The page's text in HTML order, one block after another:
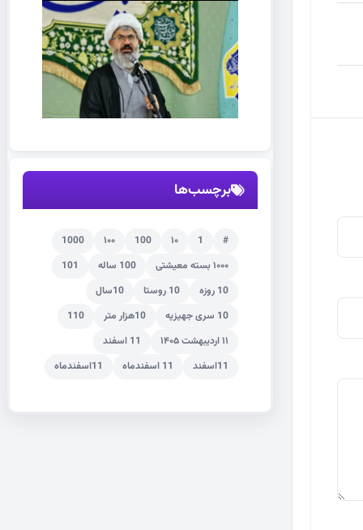
برچسب‌ها
#
1 ۱۰ 100 ۱۰۰
1000
۱۰۰۰ بسته معیشتی
100 ساله
101
10 روزه
10 روستا
10سال
10 سری جهیزیه
10هزار متر
110
۱۱ اردیبهشت ۱۴۰۵
11 اسفند
11اسفند
11 اسفندماه 11اسفندماه